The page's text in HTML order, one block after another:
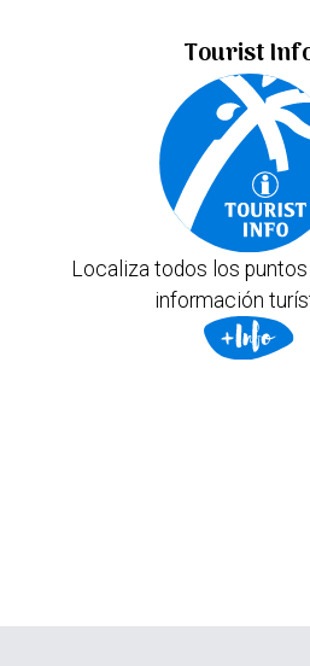
Tourist
Localiza todos los
información